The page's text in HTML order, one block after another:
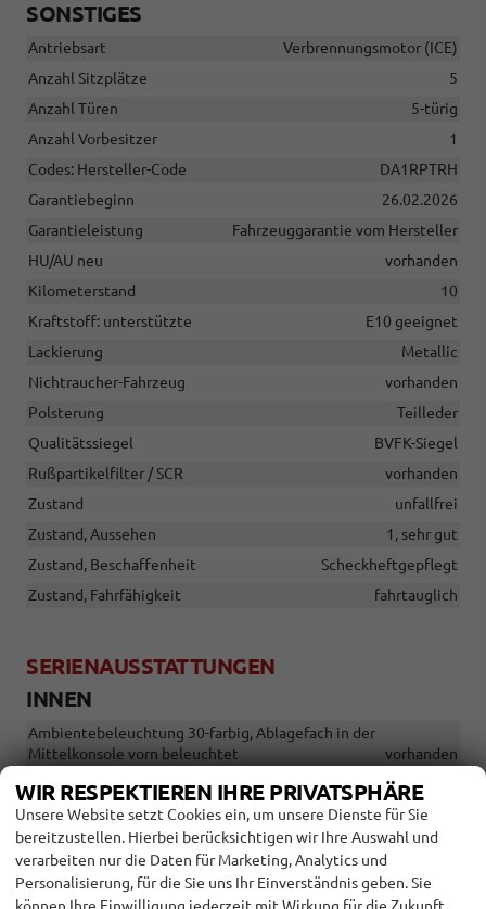
SONSTIGES
Antriebsart
Verbrennungsmotor (ICE)
Anzahl Sitzplätze
5
Anzahl Türen
5-türig
Anzahl Vorbesitzer
1
Codes: Hersteller-Code
DA1RPTRH
Garantiebeginn
26.02.2026
Garantieleistung
Fahrzeuggarantie vom Hersteller
HU/AU neu
vorhanden
Kilometerstand
10
Kraftstoff: unterstützte
E10 geeignet
Lackierung
Metallic
Nichtraucher-Fahrzeug
vorhanden
Polsterung
Teilleder
Qualitätssiegel
BVFK-Siegel
Rußpartikelfilter / SCR
vorhanden
Zustand
unfallfrei
Zustand, Aussehen
1, sehr gut
Zustand, Beschaffenheit
Scheckheftgepflegt
Zustand, Fahrfähigkeit
fahrtauglich
SERIENAUSSTATTUNGEN
INNEN
Ambientebeleuchtung 30-farbig, Ablagefach in der
Mittelkonsole vorn beleuchtet
vorhanden
Chrom-Applikationen an Spiegeleinstell- und
Fensterheberschaltern, Chromleisten an den Auströmern
vorhanden
Dekoreinlagen "Carbon Grey" für
Instrumententafel und Türverkleidungen vorn
vorhanden
LED-Leuchte im Fußraum vorn, Lichtfarbe wählbar
vorhanden
WIR RESPEKTIEREN IHRE PRIVATSPHÄRE
Unsere Website setzt Cookies ein, um unsere Dienste für Sie
bereitzustellen. Hierbei berücksichtigen wir Ihre Auswahl und
verarbeiten nur die Daten für Marketing, Analytics und
Personalisierung, für die Sie uns Ihr Einverständnis geben. Sie
können Ihre Einwilligung jederzeit mit Wirkung für die Zukunft